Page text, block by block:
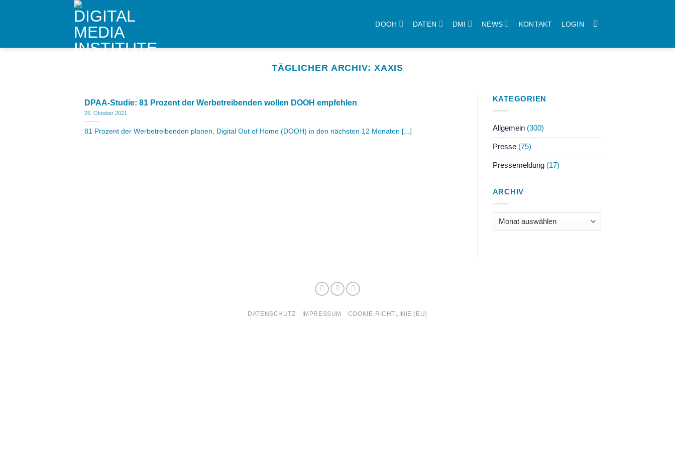
DOOH DATEN DMI NEWS KONTAKT LOGIN
TÄGLICHER ARCHIV: XAXIS
DPAA-Studie: 81 Prozent der Werbetreibenden wollen DOOH empfehlen
25. Oktober 2021
81 Prozent der Werbetreibenden planen, Digital Out of Home (DOOH) in den nächsten 12 Monaten [...]
KATEGORIEN
Allgemein(300)
Presse(75)
Pressemeldung(17)
ARCHIV
Archiv
DATENSCHUTZ IMPRESSUM COOKIE-RICHTLINIE (EU)